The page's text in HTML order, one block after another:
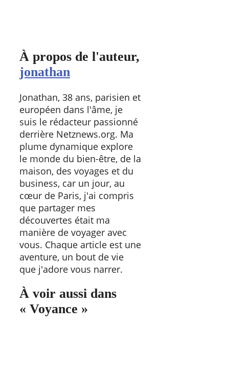
À propos de l'auteur,
jonathan
Jonathan, 38 ans, parisien et
européen dans l'âme, je
suis le rédacteur passionné
derrière Netznews.org. Ma
plume dynamique explore
le monde du bien-être, de la
maison, des voyages et du
business, car un jour, au
cœur de Paris, j'ai compris
que partager mes
découvertes était ma
manière de voyager avec
vous. Chaque article est une
aventure, un bout de vie
que j'adore vous narrer.
À voir aussi dans
« Voyance »